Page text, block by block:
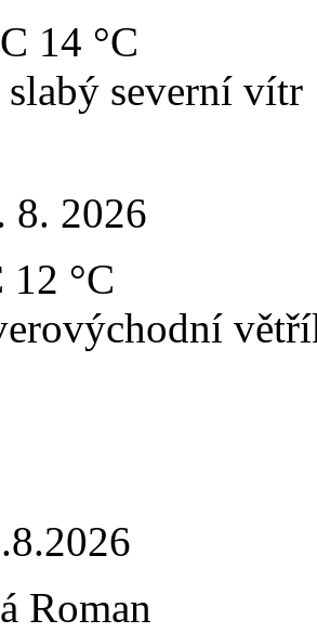
14 °C
slabý severní vítr
8. 2026
12 °C
Roman